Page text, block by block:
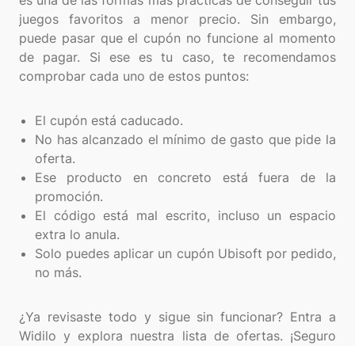
juegos favoritos a menor precio. Sin embargo,
puede pasar que el cupón no funcione al momento
de pagar. Si ese es tu caso, te recomendamos
comprobar cada uno de estos puntos:
El cupón está caducado.
No has alcanzado el mínimo de gasto que pide la
oferta.
Ese producto en concreto está fuera de la
promoción.
El código está mal escrito, incluso un espacio
extra lo anula.
Solo puedes aplicar un cupón Ubisoft por pedido,
no más.
¿Ya revisaste todo y sigue sin funcionar? Entra a
Widilo y explora nuestra lista de ofertas. ¡Seguro